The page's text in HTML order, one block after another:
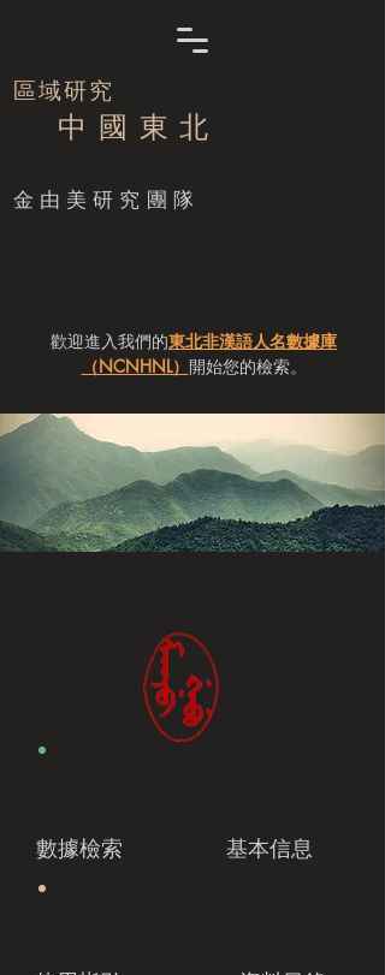
區域研究
中 國 東 北
​金由美研究團隊
歡迎進入我們的東北非漢語人名數據庫
（NCNHNL） 開始您的檢索。
數據檢索 基本信息